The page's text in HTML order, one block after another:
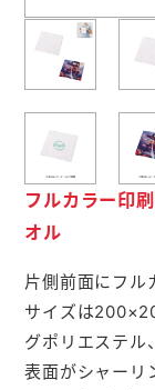
フルカラー印
オル
片側前面にフル
サイズは
グポリエステル
表面がシャーリ